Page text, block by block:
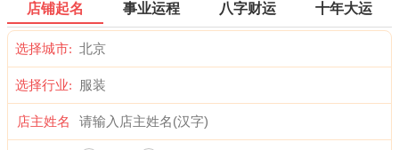
店铺起名 事业运程 八字财运 十年大运
选择城市:
选择行业:
店主姓名